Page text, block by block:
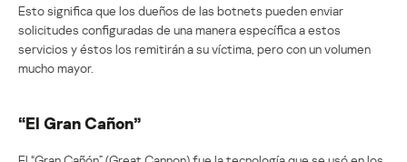
Esto significa que los dueños de las botnets pueden enviar
solicitudes configuradas de una manera específica a estos
servicios y éstos los remitirán a su víctima, pero con un volumen
mucho mayor.
“El Gran Cañon”